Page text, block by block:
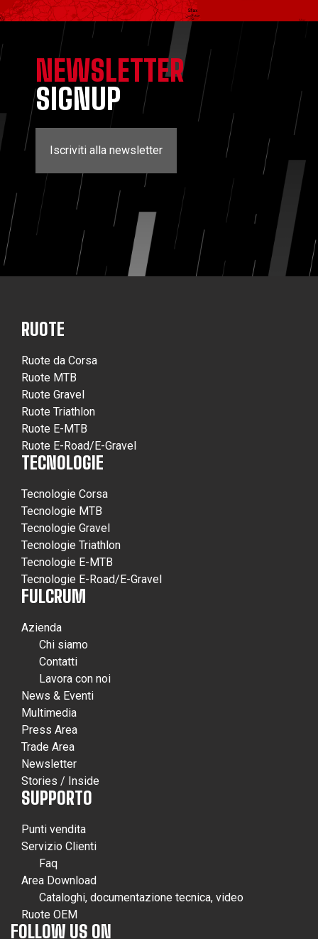
NEWSLETTER
SIGNUP
Iscriviti alla newsletter
RUOTE
Ruote da Corsa
Ruote MTB
Ruote Gravel
Ruote Triathlon
Ruote E-MTB
Ruote E-Road/E-Gravel
TECNOLOGIE
Tecnologie Corsa
Tecnologie MTB
Tecnologie Gravel
Tecnologie Triathlon
Tecnologie E-MTB
Tecnologie E-Road/E-Gravel
FULCRUM
Azienda
Chi siamo
Contatti
Lavora con noi
News & Eventi
Multimedia
Press Area
Trade Area
Newsletter
Stories / Inside
SUPPORTO
Punti vendita
Servizio Clienti
Faq
Area Download
Cataloghi, documentazione tecnica, video
Ruote OEM
FOLLOW US ON